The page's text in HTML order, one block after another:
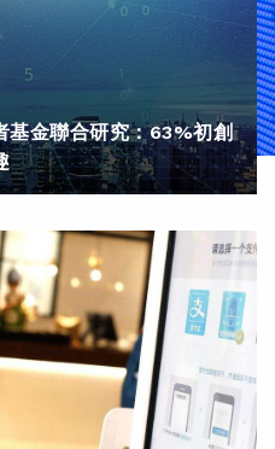
基金聯合研究：63%初創